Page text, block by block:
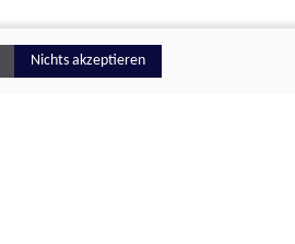
Nichts akzeptieren